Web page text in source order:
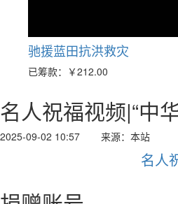
驰援蓝田抗洪救灾
已筹款： ￥212.00
名人祝福视频|“中
2025-09-02 10:57 来源：本站
名人